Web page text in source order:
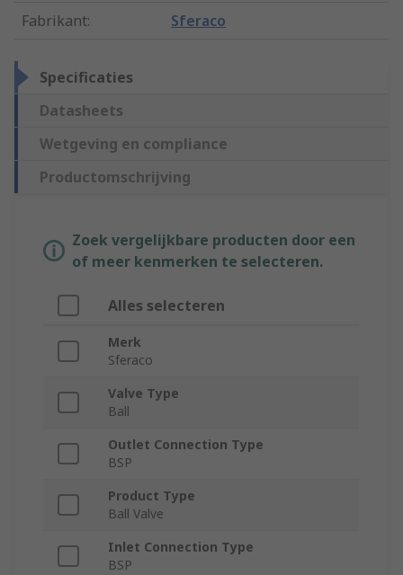
Fabrikant: Sferaco
Specificaties
Datasheets
Wetgeving en compliance
Productomschrijving
Zoek vergelijkbare producten door een
of meer kenmerken te selecteren.
Alles selecteren
Merk
Sferaco
Valve Type
Ball
Outlet Connection Type
BSP
Product Type
Ball Valve
Inlet Connection Type
BSP